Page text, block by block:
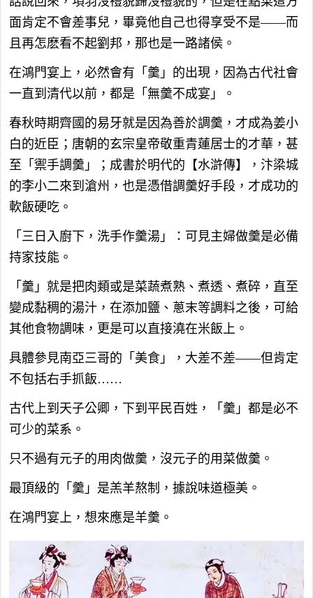
面肯定不會差事兒，畢竟他自己也得享受不是——而
且再怎麽看不起劉邦，那也是一路諸侯。
在鴻門宴上，必然會有「羹」的出現，因為古代社會
一直到清代以前，都是「無羹不成宴」。
春秋時期齊國的易牙就是因為善於調羹，才成為姜小
白的近臣；唐朝的玄宗皇帝敬重青蓮居士的才華，甚
至「禦手調羹」；成書於明代的【水滸傳】，汴梁城
的李小二來到滄州，也是憑借調羹好手段，才成功的
軟飯硬吃。
「三日入廚下，洗手作羹湯」：可見主婦做羹是必備
持家技能。
「羹」就是把肉類或是菜蔬煮熟、煮透、煮碎，直至
變成黏稠的湯汁，在添加鹽、蔥末等調料之後，可給
其他食物調味，更是可以直接澆在米飯上。
具體參見南亞三哥的「美食」，大差不差——但肯定
不包括右手抓飯……
古代上到天子公卿，下到平民百姓，「羹」都是必不
可少的菜系。
只不過有元子的用肉做羹，沒元子的用菜做羹。
最頂級的「羹」是羔羊熬制，據說味道極美。
在鴻門宴上，想來應是羊羹。